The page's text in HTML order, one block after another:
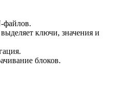
файлов.
ключи, значения и
блоков.